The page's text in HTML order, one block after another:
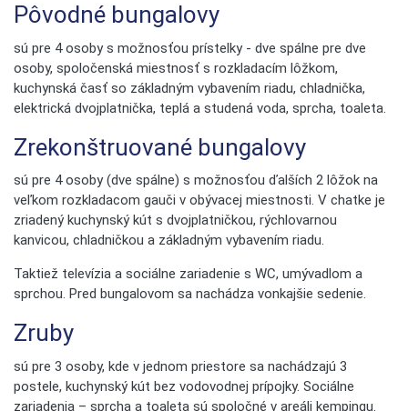
Pôvodné bungalovy
sú pre 4 osoby s možnosťou prístelky - dve spálne pre dve
osoby, spoločenská miestnosť s rozkladacím lôžkom,
kuchynská časť so základným vybavením riadu, chladnička,
elektrická dvojplatnička, teplá a studená voda, sprcha, toaleta.
Zrekonštruované bungalovy
sú pre 4 osoby (dve spálne) s možnosťou ďalších 2 lôžok na
veľkom rozkladacom gauči v obývacej miestnosti. V chatke je
zriadený kuchynský kút s dvojplatničkou, rýchlovarnou
kanvicou, chladničkou a základným vybavením riadu.
Taktiež televízia a sociálne zariadenie s WC, umývadlom a
sprchou. Pred bungalovom sa nachádza vonkajšie sedenie.
Zruby
sú pre 3 osoby, kde v jednom priestore sa nachádzajú 3
postele, kuchynský kút bez vodovodnej prípojky. Sociálne
zariadenia – sprcha a toaleta sú spoločné v areáli kempingu.